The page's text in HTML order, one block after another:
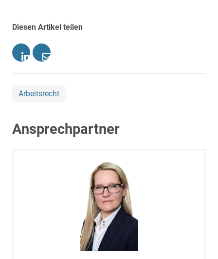
Diesen Artikel teilen
Arbeitsrecht
Ansprechpartner